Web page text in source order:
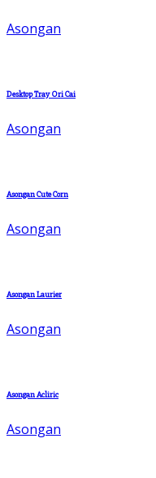
Asongan
Desktop Tray Ori Cai
Asongan
Asongan Cute Corn
Asongan
Asongan Laurier
Asongan
Asongan Acliric
Asongan